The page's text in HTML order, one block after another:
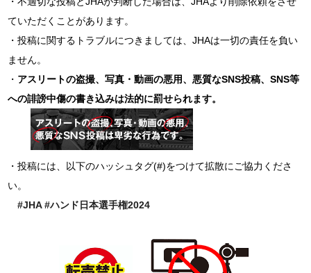
ていただくことがあります。
・投稿に関するトラブルにつきましては、JHAは一切の責任を負い
ません。
・ アスリートの盗撮、写真・動画の悪用、悪質なSNS投稿、SNS等
への誹謗中傷の書き込みは法的に罰せられます。
・投稿には、以下のハッシュタグ(#)をつけて拡散にご協力くださ
い。
#JHA #ハンド日本選手権2024